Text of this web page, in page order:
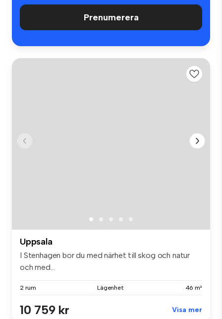
Prenumerera
Uppsala
I Stenhagen bor du med närhet till skog och natur
och med...
2 rum Lägenhet 46 m²
10 759 kr Visa mer